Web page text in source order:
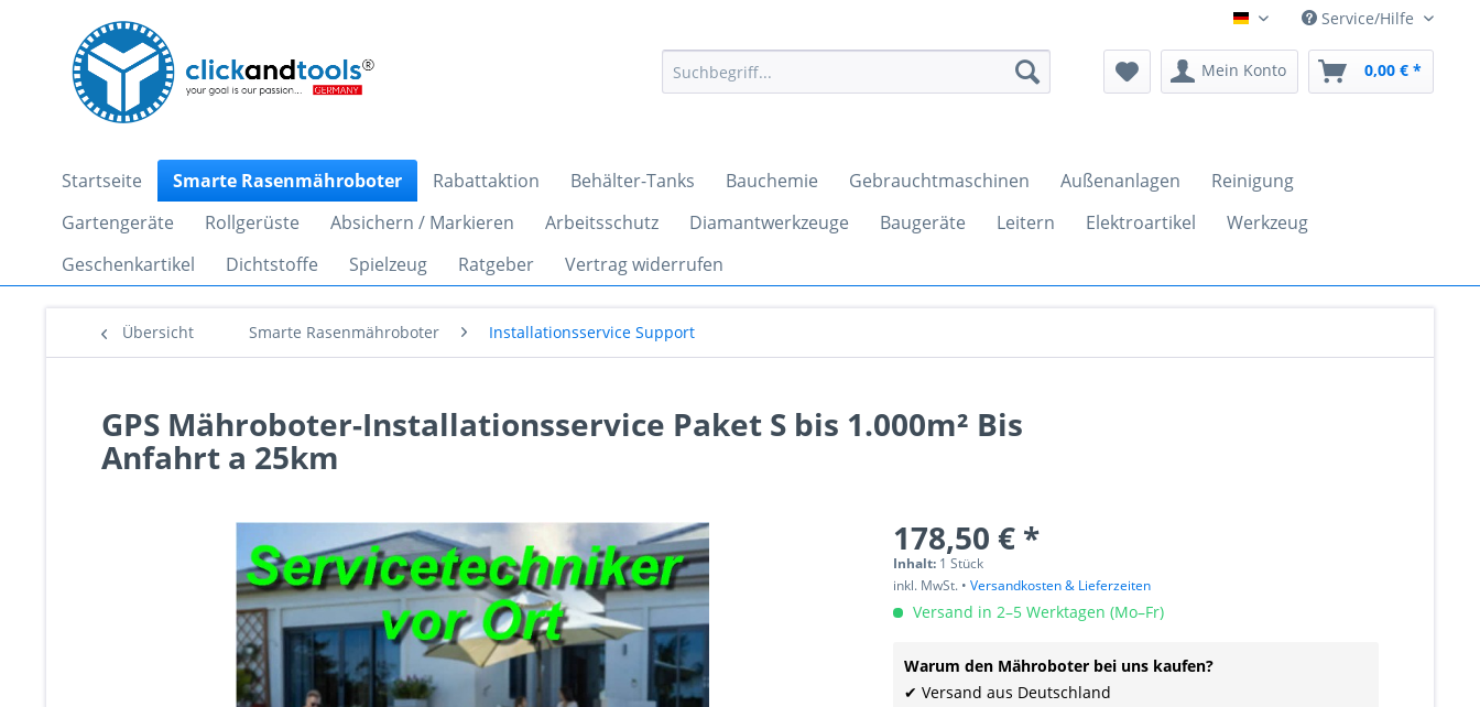
clickandtools.deService/Hilfe
Mein Konto 0,00 € *
Startseite Smarte Rasenmähroboter Rabattaktion Behälter-Tanks Bauchemie Gebrauchtmaschinen Außenanlagen
Reinigung
Gartengeräte
Rollgerüste Absichern / Markieren Arbeitsschutz Diamantwerkzeuge Baugeräte Leitern Elektroartikel
Werkzeug
Geschenkartikel
Dichtstoffe Spielzeug Ratgeber Vertrag widerrufen
Übersicht Smarte Rasenmähroboter Installationsservice Support
GPS Mähroboter-Installationsservice Paket S bis 1.000m² Bis
Anfahrt a 25km
178,50 € *
Inhalt: 1 Stück
inkl. MwSt. •Versandkosten & Lieferzeiten
Versand in 2–5 Werktagen (Mo–Fr)
Warum den Mähroboter bei uns kaufen?
✔ Versand aus Deutschland